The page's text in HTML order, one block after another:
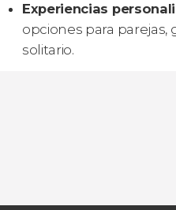
Experiencias
opciones para parejas,
solitario.